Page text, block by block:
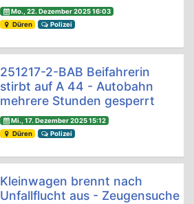
Mo., 22. Dezember 2025 16:03
Düren
Polizei
251217-2-BAB Beifahrerin
stirbt auf A 44 - Autobahn
mehrere Stunden gesperrt
Mi., 17. Dezember 2025 15:12
Düren
Polizei
Kleinwagen brennt nach
Unfallflucht aus - Zeugensuche